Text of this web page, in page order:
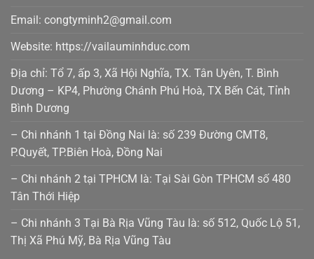
Email: congtyminh2@gmail.com
Website: https://vailauminhduc.com
Địa chỉ: Tổ 7, ấp 3, Xã Hội Nghĩa, TX. Tân Uyên, T. Bình
Dương – KP4, Phường Chánh Phú Hoà, TX Bến Cát, Tỉnh
Bình Dương
– Chi nhánh 1 tại Đồng Nai là: số 239 Đường CMT8,
P.Quyết, TP.Biên Hoà, Đồng Nai
– Chi nhánh 2 tại TPHCM là: Tại Sài Gòn TPHCM số 480
Tân Thới Hiệp
– Chi nhánh 3 Tại Bà Rịa Vũng Tàu là: số 512, Quốc Lộ 51,
Thị Xã Phú Mỹ, Bà Rịa Vũng Tàu